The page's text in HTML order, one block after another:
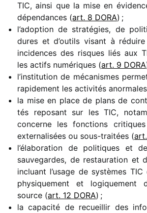
TIC, ainsi que la mise en
dépen­dances (art. 8 DORA) ;
l’adoption de stra­té­gies, de
dures et d’ou­tils visant à
inci­dences des risques liés aux
les actifs numé­riques (art. 9 DORA
l’institution de méca­nismes
rapi­de­ment les acti­vi­tés
la mise en place de plans de
tés repo­sant sur les TIC,
concerne les fonc­tions
exter­na­li­sées ou sous-trai­tées (
l’élaboration de poli­tiques et
sauve­gardes, de restau­ra­tion et
incluant l’usage de systèmes
physi­que­ment et logi­que­ment
source (art. 12 DORA) ;
la capa­cité de recueillir des